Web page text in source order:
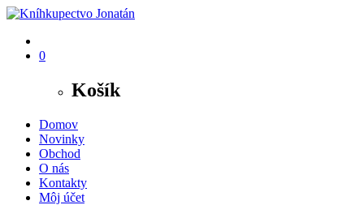
0
Košík
Domov
Novinky
Obchod
O nás
Kontakty
Môj účet